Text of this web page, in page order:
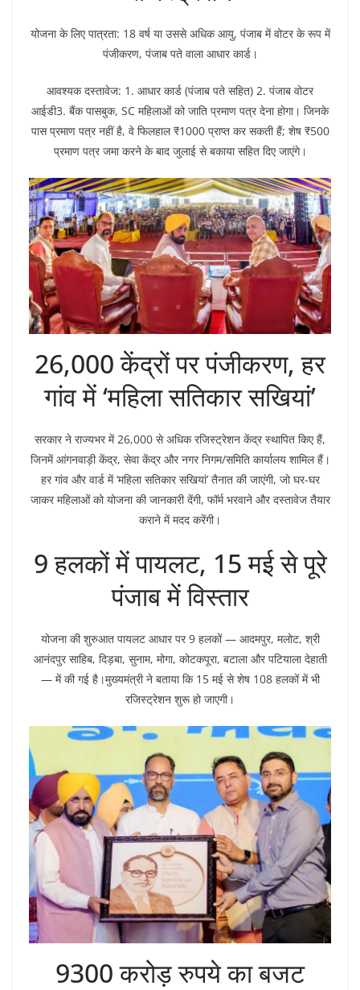
योजना के लिए पात्रता: 18 वर्ष या उससे अधिक आयु, पंजाब में वोटर के रूप में
पंजीकरण, पंजाब पते वाला आधार कार्ड।
आवश्यक दस्तावेज: 1. आधार कार्ड (पंजाब पते सहित) 2. पंजाब वोटर
आईडी3. बैंक पासबुक, SC महिलाओं को जाति प्रमाण पत्र देना होगा। जिनके
पास प्रमाण पत्र नहीं है, वे फिलहाल ₹1000 प्राप्त कर सकती हैं; शेष ₹500
प्रमाण पत्र जमा करने के बाद जुलाई से बकाया सहित दिए जाएंगे।
26,000 केंद्रों पर पंजीकरण, हर
गांव में ‘महिला सतिकार सखियां’
सरकार ने राज्यभर में 26,000 से अधिक रजिस्ट्रेशन केंद्र स्थापित किए हैं,
जिनमें आंगनवाड़ी केंद्र, सेवा केंद्र और नगर निगम/समिति कार्यालय शामिल हैं।
हर गांव और वार्ड में ‘महिला सतिकार सखियां’ तैनात की जाएंगी, जो घर-घर
जाकर महिलाओं को योजना की जानकारी देंगी, फॉर्म भरवाने और दस्तावेज तैयार
कराने में मदद करेंगी।
9 हलकों में पायलट, 15 मई से पूरे
पंजाब में विस्तार
योजना की शुरुआत पायलट आधार पर 9 हलकों — आदमपुर, मलोट, श्री
आनंदपुर साहिब, दिड़बा, सुनाम, मोगा, कोटकपूरा, बटाला और पटियाला देहाती
— में की गई है।मुख्यमंत्री ने बताया कि 15 मई से शेष 108 हलकों में भी
रजिस्ट्रेशन शुरू हो जाएगी।
9300 करोड़ रुपये का बजट